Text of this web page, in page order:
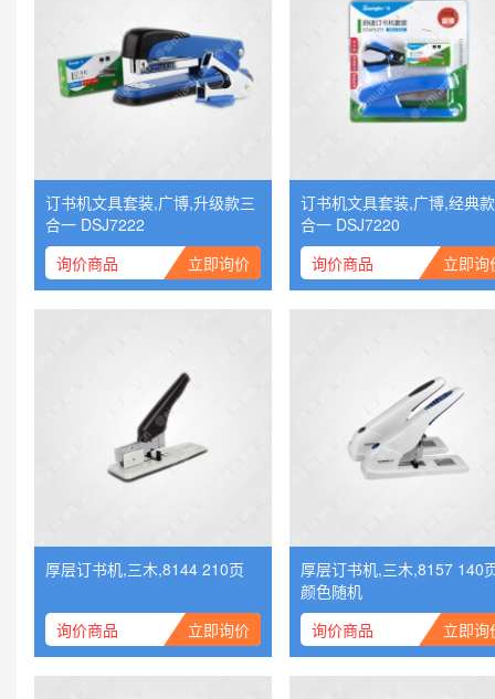
订书机文具套装,广博,升级款三
合一 DSJ7222
询价商品
立即询价
订书机文具套装,广博,经典
合一 DSJ7220
询价商品
立即询
厚层订书机,三木,8144 210页
询价商品 立即询价
厚层订书机,三木,8157 140
颜色随机
询价商品
立即询